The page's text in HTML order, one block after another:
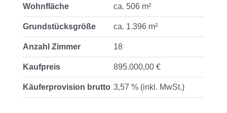
Wohnfläche ca. 506 m²
Grundstücksgröße ca. 1.396 m²
Anzahl Zimmer 18
Kaufpreis 895.000,00 €
Käuferprovision brutto 3,57 % (inkl. MwSt.)